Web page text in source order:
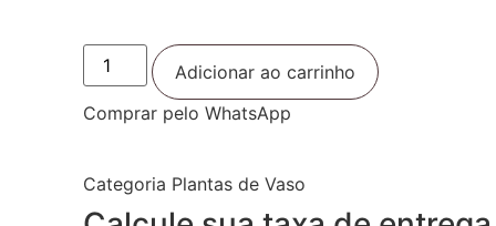
Bambu
Sorte
na
Barca
Adicionar ao carrinho
Comprar pelo WhatsApp
Categoria Plantas de Vaso